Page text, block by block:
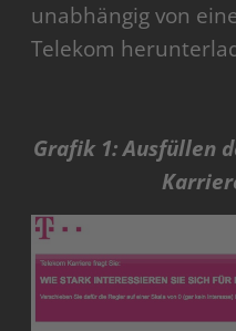
unabhängig von
Telekom
Grafik 1: Ausfüllen